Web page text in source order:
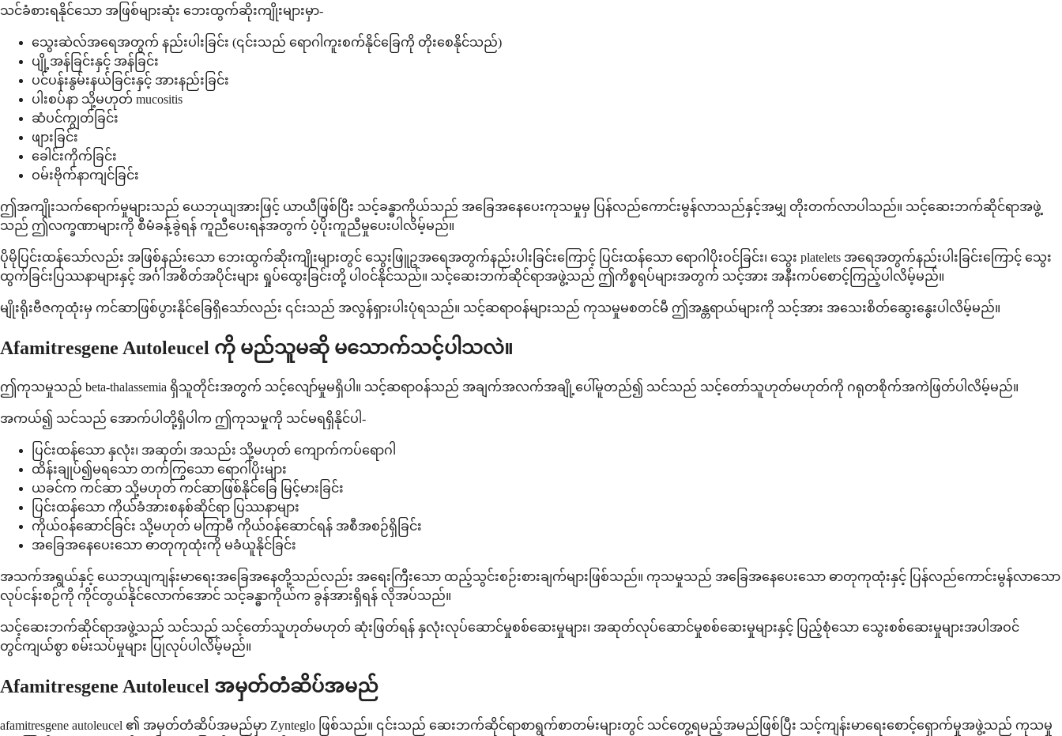
သင်ခံစားရနိုင်သော အဖြစ်များဆုံး ဘေးထွက်ဆိုးကျိုးများမှာ-
သွေးဆဲလ်အရေအတွက် နည်းပါးခြင်း (၎င်းသည် ရောဂါကူးစက်နိုင်ခြေကို တိုးစေနိုင်သည်)
ပျို့အန်ခြင်းနှင့် အန်ခြင်း
ပင်ပန်းနွမ်းနယ်ခြင်းနှင့် အားနည်းခြင်း
ပါးစပ်နာ သို့မဟုတ် mucositis
ဆံပင်ကျွတ်ခြင်း
ဖျားခြင်း
ခေါင်းကိုက်ခြင်း
ဝမ်းဗိုက်နာကျင်ခြင်း
ဤအကျိုးသက်ရောက်မှုများသည် ယေဘုယျအားဖြင့် ယာယီဖြစ်ပြီး သင့်ခန္ဓာကိုယ်သည် အခြေအနေပေးကုသမှုမှ ပြန်လည်ကောင်းမွန်လာသည်နှင့်အမျှ တိုးတက်လာပါသည်။ သင့်ဆေးဘက်ဆိုင်ရာအဖွဲ့
သည် ဤလက္ခဏာများကို စီမံခန့်ခွဲရန် ကူညီပေးရန်အတွက် ပံ့ပိုးကူညီမှုပေးပါလိမ့်မည်။
ပိုမိုပြင်းထန်သော်လည်း အဖြစ်နည်းသော ဘေးထွက်ဆိုးကျိုးများတွင် သွေးဖြူဥအရေအတွက်နည်းပါးခြင်းကြောင့် ပြင်းထန်သော ရောဂါပိုးဝင်ခြင်း၊ သွေး platelets အရေအတွက်နည်းပါးခြင်းကြောင့် သွေး
ထွက်ခြင်းပြဿနာများနှင့် အင်္ဂါအစိတ်အပိုင်းများ ရှုပ်ထွေးခြင်းတို့ ပါဝင်နိုင်သည်။ သင့်ဆေးဘက်ဆိုင်ရာအဖွဲ့သည် ဤကိစ္စရပ်များအတွက် သင့်အား အနီးကပ်စောင့်ကြည့်ပါလိမ့်မည်။
မျိုးရိုးဗီဇကုထုံးမှ ကင်ဆာဖြစ်ပွားနိုင်ခြေရှိသော်လည်း ၎င်းသည် အလွန်ရှားပါးပုံရသည်။ သင့်ဆရာဝန်များသည် ကုသမှုမစတင်မီ ဤအန္တရာယ်များကို သင့်အား အသေးစိတ်ဆွေးနွေးပါလိမ့်မည်။
Afamitresgene Autoleucel ကို မည်သူမဆို မသောက်သင့်ပါသလဲ။
ဤကုသမှုသည် beta-thalassemia ရှိသူတိုင်းအတွက် သင့်လျော်မှုမရှိပါ။ သင့်ဆရာဝန်သည် အချက်အလက်အချို့ပေါ်မူတည်၍ သင်သည် သင့်တော်သူဟုတ်မဟုတ်ကို ဂရုတစိုက်အကဲဖြတ်ပါလိမ့်မည်။
အကယ်၍ သင်သည် အောက်ပါတို့ရှိပါက ဤကုသမှုကို သင်မရရှိနိုင်ပါ-
ပြင်းထန်သော နှလုံး၊ အဆုတ်၊ အသည်း သို့မဟုတ် ကျောက်ကပ်ရောဂါ
ထိန်းချုပ်၍မရသော တက်ကြွသော ရောဂါပိုးများ
ယခင်က ကင်ဆာ သို့မဟုတ် ကင်ဆာဖြစ်နိုင်ခြေ မြင့်မားခြင်း
ပြင်းထန်သော ကိုယ်ခံအားစနစ်ဆိုင်ရာ ပြဿနာများ
ကိုယ်ဝန်ဆောင်ခြင်း သို့မဟုတ် မကြာမီ ကိုယ်ဝန်ဆောင်ရန် အစီအစဉ်ရှိခြင်း
အခြေအနေပေးသော ဓာတုကုထုံးကို မခံယူနိုင်ခြင်း
အသက်အရွယ်နှင့် ယေဘုယျကျန်းမာရေးအခြေအနေတို့သည်လည်း အရေးကြီးသော ထည့်သွင်းစဉ်းစားချက်များဖြစ်သည်။ ကုသမှုသည် အခြေအနေပေးသော ဓာတုကုထုံးနှင့် ပြန်လည်ကောင်းမွန်လာသော
လုပ်ငန်းစဉ်ကို ကိုင်တွယ်နိုင်လောက်အောင် သင့်ခန္ဓာကိုယ်က ခွန်အားရှိရန် လိုအပ်သည်။
သင့်ဆေးဘက်ဆိုင်ရာအဖွဲ့သည် သင်သည် သင့်တော်သူဟုတ်မဟုတ် ဆုံးဖြတ်ရန် နှလုံးလုပ်ဆောင်မှုစစ်ဆေးမှုများ၊ အဆုတ်လုပ်ဆောင်မှုစစ်ဆေးမှုများနှင့် ပြည့်စုံသော သွေးစစ်ဆေးမှုများအပါအဝင်
တွင်ကျယ်စွာ စမ်းသပ်မှုများ ပြုလုပ်ပါလိမ့်မည်။
Afamitresgene Autoleucel အမှတ်တံဆိပ်အမည်
afamitresgene autoleucel ၏ အမှတ်တံဆိပ်အမည်မှာ Zynteglo ဖြစ်သည်။ ၎င်းသည် ဆေးဘက်ဆိုင်ရာစာရွက်စာတမ်းများတွင် သင်တွေ့ရမည့်အမည်ဖြစ်ပြီး သင့်ကျန်းမာရေးစောင့်ရှောက်မှုအဖွဲ့သည် ကုသမှု